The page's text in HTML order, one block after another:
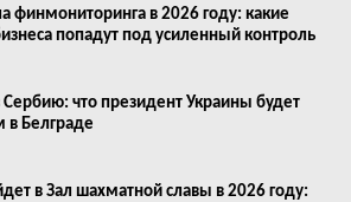
финмониторинга в 2026 году: какие
попадут под усиленный контроль
что президент Украины будет
в Белграде
в Зал шахматной славы в 2026 году: